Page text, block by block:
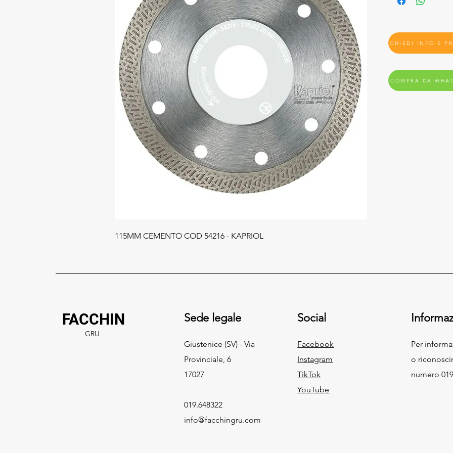
115MM CEMENTO COD 54216 - KAPRIOL
CHIEDI INFO E
COMPRA DA
FACCHIN
GRU
Sede legale
Giustenice (SV) - Via
Provinciale, 6
17027
019.648322
info@facchingru.com
Social
Facebook
Instagram
TikTok
YouTube
Per
o
numero